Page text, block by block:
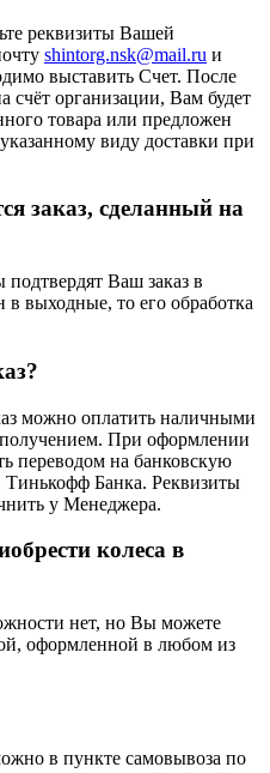
реквизиты Вашей
shintorg.nsk@mail.ru и
выставить Счет. После
счёт организации, Вам будет
товара или предложен
виду доставки при
заказ, сделанный на
Ваш заказ в
в выходные, то его обработка
можно оплатить наличными
При оформлении
переводом на банковскую
Тинькофф Банка. Реквизиты
у Менеджера.
колеса в
нет, но Вы можете
оформленной в любом из
в пункте самовывоза по